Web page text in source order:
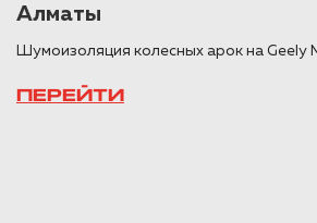
Алматы
Шумоизоляция колесных арок на Geely
ПЕРЕЙТИ